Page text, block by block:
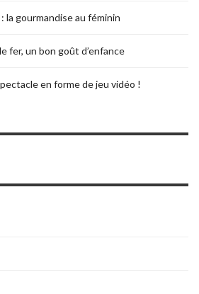
la gourmandise au féminin
fer, un bon goût d’enfance
en forme de jeu vidéo !